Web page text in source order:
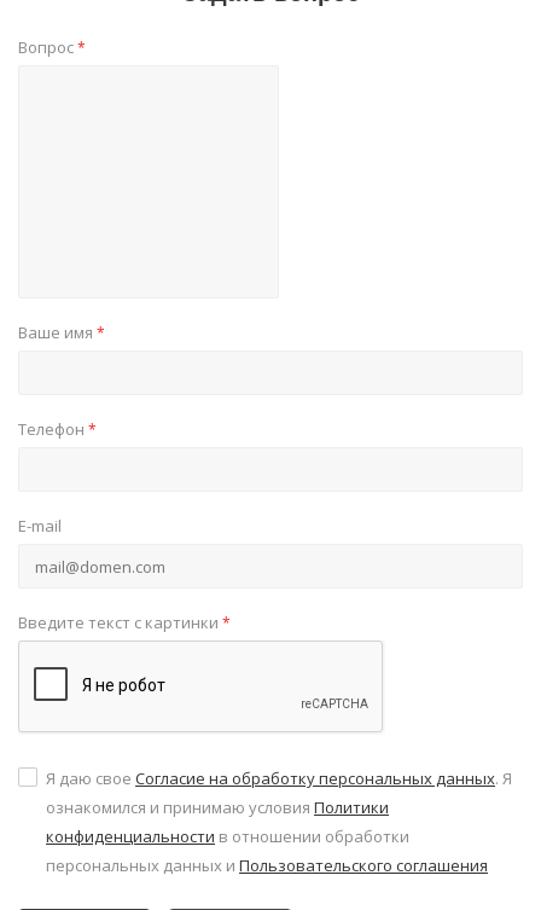
Вопрос*
Ваше имя *
Телефон *
E-mail
Введите текст с картинки *
Я даю свое Согласие на обработку персональных данных. Я
ознакомился и принимаю условия Политики
конфиденциальности в отношении обработки
персональных данных и Пользовательского соглашения